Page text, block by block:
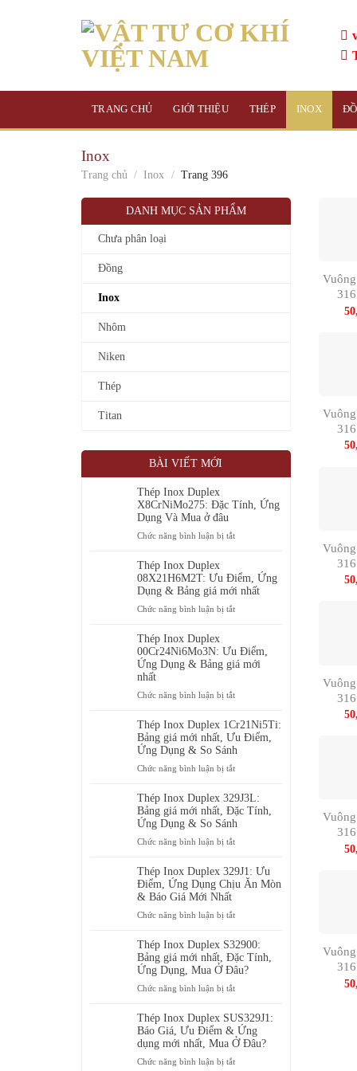
TRANG CHỦ GIỚI THIỆU THÉP INOX
Inox
Trang chủ / Inox / Trang 396
DANH MỤC SẢN PHẨM
Chưa phân loại
Đồng
Inox
Nhôm
Niken
Thép
Titan
BÀI VIẾT MỚI
Thép Inox Duplex
X8CrNiMo275: Đặc Tính, Ứng
Dụng Và Mua ở đâu
Chức năng bình luận bị tắtở
Duplex
X8CrNiMo275:
Và
Mua
đâu
Thép Inox Duplex
08X21H6M2T: Ưu Điểm, Ứng
Dụng & Bảng giá mới nhất
Chức năng bình luận bị tắtở
Duplex
08X21H6M2T:
&
Bảng
giá
mới
Thép Inox Duplex
00Cr24Ni6Mo3N: Ưu Điểm,
Ứng Dụng & Bảng giá mới
nhất
Chức năng bình luận bị tắtở
Inox
Duplex
00Cr24Ni6Mo3N:
Dụng
&
Bảng
giá
nhất
Thép Inox Duplex 1Cr21Ni5Ti:
Bảng giá mới nhất, Ưu Điểm,
Ứng Dụng & So Sánh
Chức năng bình luận bị tắtở
Inox
Duplex
1Cr21Ni5Ti:
nhất,
Ưu
Ứng
&
So
Sánh
Thép Inox Duplex 329J3L:
Bảng giá mới nhất, Đặc Tính,
Ứng Dụng & So Sánh
Chức năng bình luận bị tắtở
Inox
Duplex
nhất,
Đặc
Tính,
Ứng
&
So
Sánh
Thép Inox Duplex 329J1: Ưu
Điểm, Ứng Dụng Chịu Ăn Mòn
& Báo Giá Mới Nhất
Chức năng bình luận bị tắtở
Inox
Duplex
329J1:
Dụng
Chịu
Ăn
Mòn
Thép Inox Duplex S32900:
Bảng giá mới nhất, Đặc Tính,
Ứng Dụng, Mua Ở Đâu?
Chức năng bình luận bị tắtở
Inox
Duplex
S32900:
Thép Inox Duplex SUS329J1:
Báo Giá, Ưu Điểm & Ứng
dụng mới nhất, Mua Ở Đâu?
Chức năng bình luận bị tắtở